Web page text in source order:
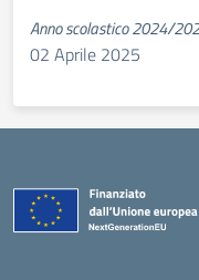
Anno scolastico 2024/
02 Aprile 2025